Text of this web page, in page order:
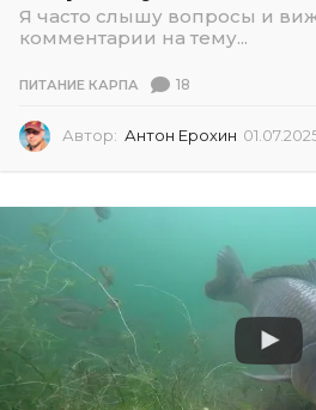
Я часто слышу вопросы и
комментарии на тему...
ПИТАНИЕ КАРПА 18
Автор: Антон Ерохин